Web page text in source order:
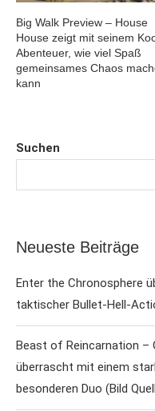
Suchen
Neueste Beiträge
Enter the Chronosphere
taktischer Bullet-Hell-
Beast of Reincarnation –
überrascht mit einem
besonderen Duo (Bild
Big Walk Preview – House
House zeigt mit seinem
Abenteuer, wie viel Spaß
gemeinsames Chaos
kann